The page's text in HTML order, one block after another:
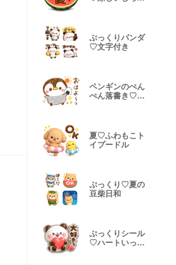
ぷっくりパンダ
♡文字付き
ペンギンのぺん
ぺん落書き♡よ
夏♡ふわもこト
イプードル
ぷっくり♡夏の
豆柴日和
ぷっくりシール
♡ハートいっぱ